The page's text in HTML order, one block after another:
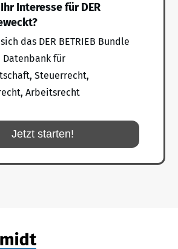
Interesse für DER
das DER BETRIEB Bundle
für
Steuerrecht,
Arbeitsrecht
Jetzt starten!